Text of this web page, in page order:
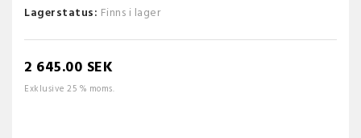
Lagerstatus: Finns i lager
2 645.00 SEK
Exklusive 25 % moms.